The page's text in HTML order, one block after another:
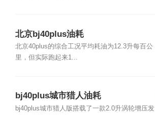
北京bj40plus油耗
北京40plus的综合工况平均耗油为12.3升每百公
里，但实际跑起来1...
bj40plus城市猎人油耗
bj40plus城市猎人版搭载了一款2.0升涡轮增压发